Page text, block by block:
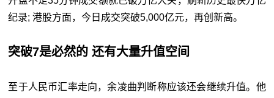
纪录; 港股方面，今日成交突破5,000亿元，再创新高。
突破7是必然的 还有大量升值空间
至于人民币汇率走向，余凌曲判断称应该还会继续升值。他